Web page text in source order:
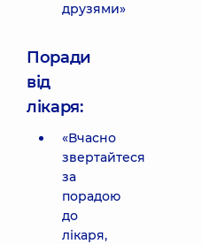
друзями»
Поради
від
лікаря:
«Вчасно
звертайтеся
за
порадою
до
лікаря,